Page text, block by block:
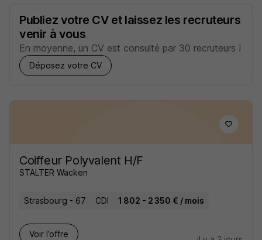
Publiez votre CV et laissez les recruteurs
venir à vous
En moyenne, un CV est consulté par 30 recruteurs !
Déposez votre CV
Coiffeur Polyvalent H/F
STALTER Wacken
Strasbourg - 67 CDI 1 802 - 2 350 € / mois
Voir l’offre